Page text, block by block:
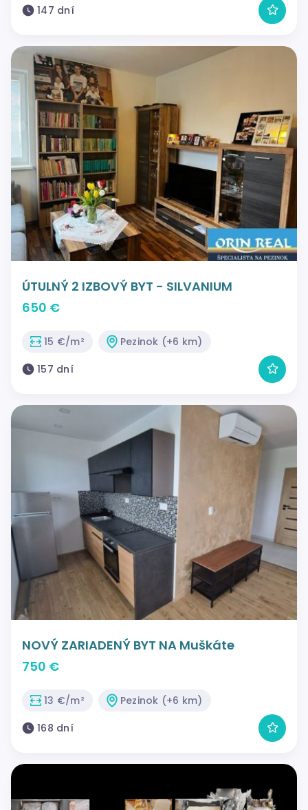
147 dní
ÚTULNÝ 2 IZBOVÝ BYT - SILVANIUM
650 €
15 €/m²
Pezinok (+6 km)
157 dní
NOVÝ ZARIADENÝ BYT NA Muškáte
750 €
13 €/m²
Pezinok (+6 km)
168 dní